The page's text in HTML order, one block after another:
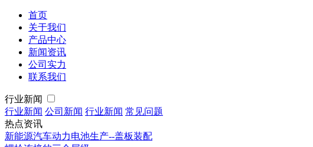
首页
关于我们
产品中心
新闻资讯
公司实力
联系我们
行业新闻
行业新闻 公司新闻 行业新闻 常见问题
热点资讯
新能源汽车动力电池生产--盖板装配